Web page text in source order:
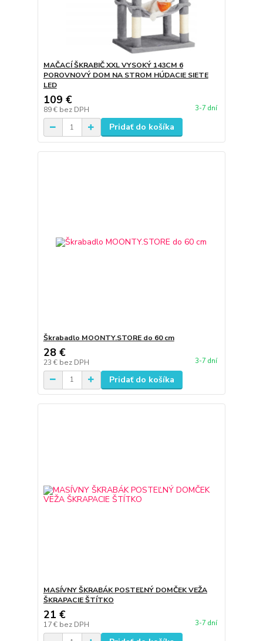
MAČACÍ ŠKRABIČ XXL VYSOKÝ 143CM 6
POROVNOVÝ DOM NA STROM HÚDACIE SIETE
LED
109 €
89 € bez DPH 3-7 dní
Pridať do košíka
Škrabadlo MOONTY.STORE do 60 cm
28 €
23 € bez DPH 3-7 dní
Pridať do košíka
MASÍVNY ŠKRABÁK POSTEĽNÝ DOMČEK VEŽA
ŠKRAPACIE ŠTÍTKO
21 €
17 € bez DPH 3-7 dní